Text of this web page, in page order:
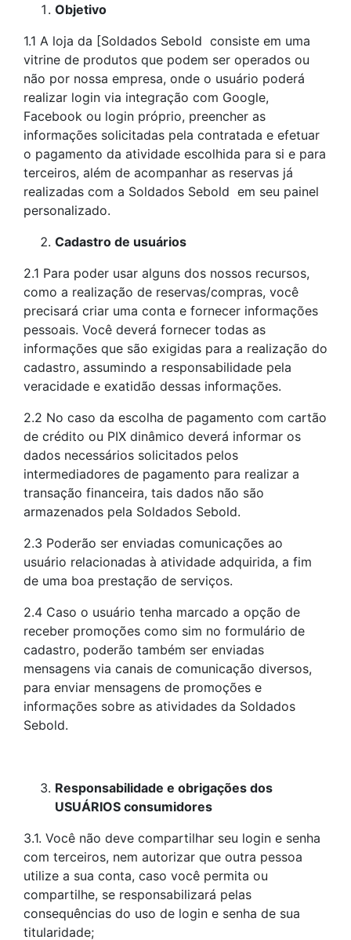
Objetivo
1.1 A loja da [Soldados Sebold consiste em uma
vitrine de produtos que podem ser operados ou
não por nossa empresa, onde o usuário poderá
realizar login via integração com Google,
Facebook ou login próprio, preencher as
informações solicitadas pela contratada e efetuar
o pagamento da atividade escolhida para si e para
terceiros, além de acompanhar as reservas já
realizadas com a Soldados Sebold em seu painel
personalizado.
Cadastro de usuários
2.1 Para poder usar alguns dos nossos recursos,
como a realização de reservas/compras, você
precisará criar uma conta e fornecer informações
pessoais. Você deverá fornecer todas as
informações que são exigidas para a realização do
cadastro, assumindo a responsabilidade pela
veracidade e exatidão dessas informações.
2.2 No caso da escolha de pagamento com cartão
de crédito ou PIX dinâmico deverá informar os
dados necessários solicitados pelos
intermediadores de pagamento para realizar a
transação financeira, tais dados não são
armazenados pela Soldados Sebold.
2.3 Poderão ser enviadas comunicações ao
usuário relacionadas à atividade adquirida, a fim
de uma boa prestação de serviços.
2.4 Caso o usuário tenha marcado a opção de
receber promoções como sim no formulário de
cadastro, poderão também ser enviadas
mensagens via canais de comunicação diversos,
para enviar mensagens de promoções e
informações sobre as atividades da Soldados
Sebold.
Responsabilidade e obrigações dos
USUÁRIOS consumidores
3.1. Você não deve compartilhar seu login e senha
com terceiros, nem autorizar que outra pessoa
utilize a sua conta, caso você permita ou
compartilhe, se responsabilizará pelas
consequências do uso de login e senha de sua
titularidade;